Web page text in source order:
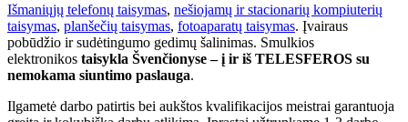
Išmaniųjų telefonų taisymas, nešiojamų ir stacionarių kompiuterių
taisymas, planšečių taisymas, fotoaparatų taisymas. Įvairaus
pobūdžio ir sudėtingumo gedimų šalinimas. Smulkios
elektronikos taisykla Švenčionyse – į ir iš TELESFEROS su
nemokama siuntimo paslauga.
Ilgametė darbo patirtis bei aukštos kvalifikacijos meistrai garantuoja